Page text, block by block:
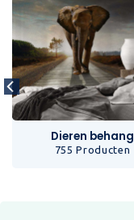
Dieren behang
755 Producten